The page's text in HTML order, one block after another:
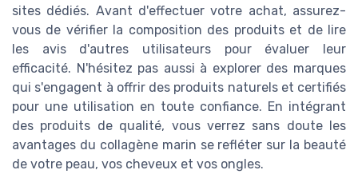
sites dédiés. Avant d'effectuer votre achat, assurez-
vous de vérifier la composition des produits et de lire
les avis d'autres utilisateurs pour évaluer leur
efficacité. N'hésitez pas aussi à explorer des marques
qui s'engagent à offrir des produits naturels et certifiés
pour une utilisation en toute confiance. En intégrant
des produits de qualité, vous verrez sans doute les
avantages du collagène marin se refléter sur la beauté
de votre peau, vos cheveux et vos ongles.